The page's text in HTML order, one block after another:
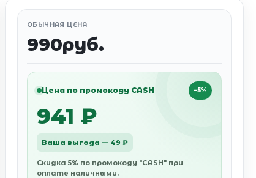
ОБЫЧНАЯ ЦЕНА
990руб.
Цена по промокоду CASH −5%
941 ₽
Ваша выгода — 49 ₽
Скидка 5% по промокоду "CASH" при
оплате наличными.